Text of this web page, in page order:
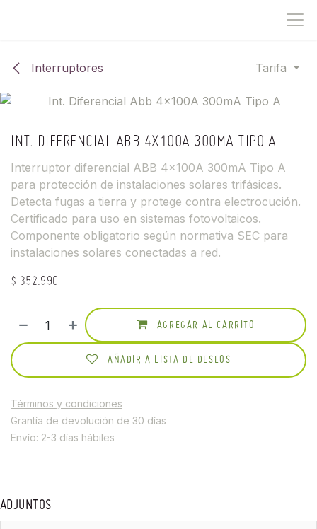
Interruptores Tarifa
INT. DIFERENCIAL ABB 4X100A 300MA TIPO A
Interruptor diferencial ABB 4x100A 300mA Tipo A
para protección de instalaciones solares trifásicas.
Detecta fugas a tierra y protege contra electrocución.
Certificado para uso en sistemas fotovoltaicos.
Componente obligatorio según normativa SEC para
instalaciones solares conectadas a red.
$ 352.990
AGREGAR AL CARRITO
AÑADIR A LISTA DE DESEOS
Términos y condiciones
Grantía de devolución de 30 días
Envío: 2-3 días hábiles
ADJUNTOS